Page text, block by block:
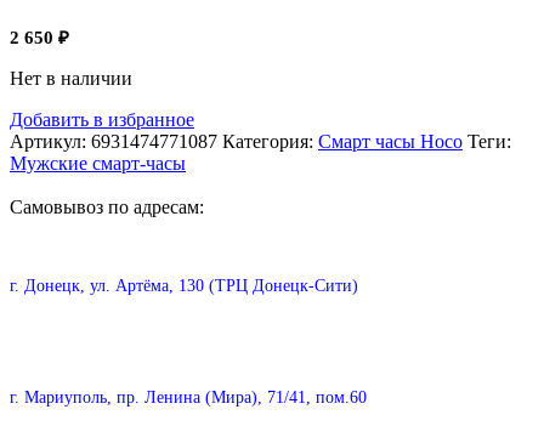
2 650 ₽
Нет в наличии
Добавить в избранное
Артикул: 6931474771087 Категория: Смарт часы Hoco Теги:
Мужские смарт-часы
Самовывоз по адресам:
г. Донецк, ул. Артёма, 130 (ТРЦ Донецк-Сити)
г. Мариуполь, пр. Ленина (Мира), 71/41, пом.60